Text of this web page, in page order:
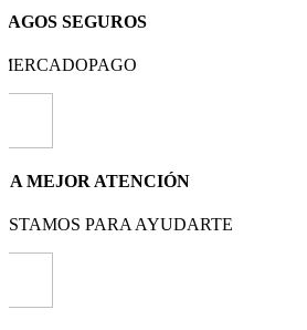
SEGUROS
MEJOR ATENCIÓN
PARA AYUDARTE